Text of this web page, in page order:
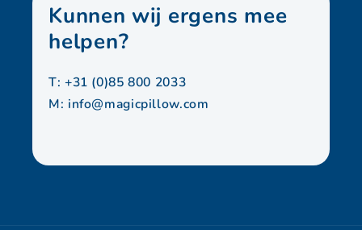
Kunnen wij ergens mee
helpen?
T: +31 (0)85 800 2033
M: info@magicpillow.com